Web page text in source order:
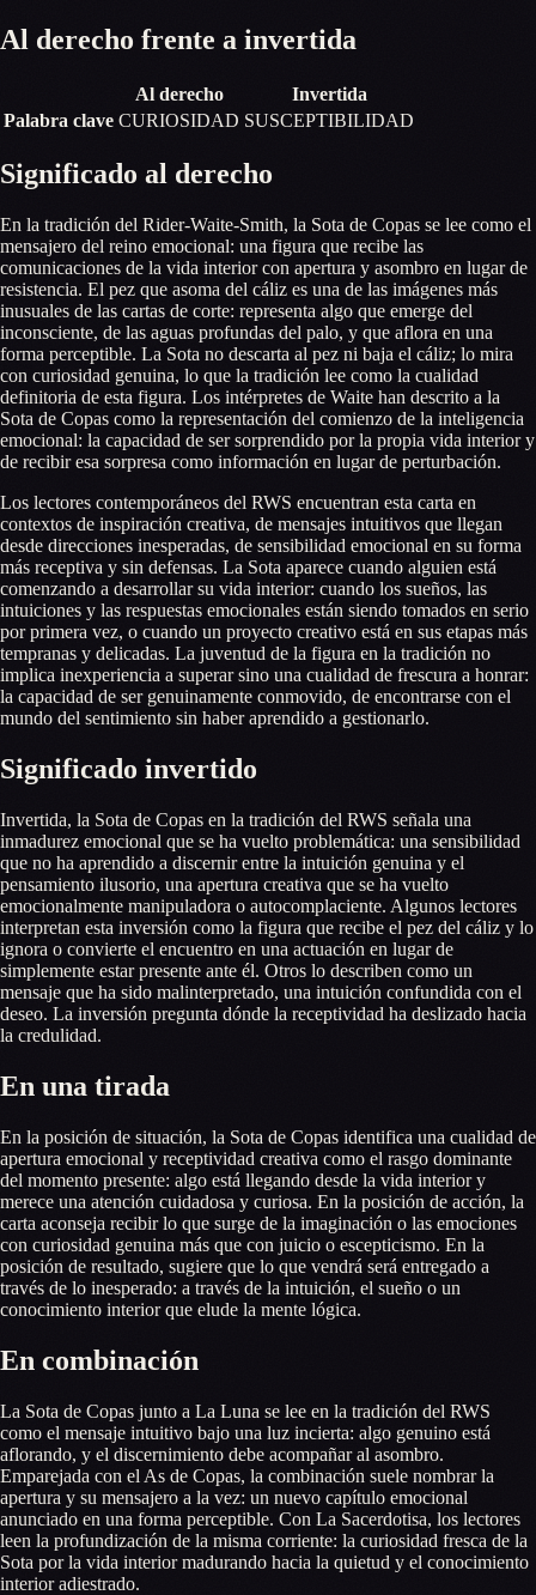
Al derecho frente a invertida
Al derecho
Invertida
Palabra clave CURIOSIDAD SUSCEPTIBILIDAD
Significado al derecho
En la tradición del Rider-Waite-Smith, la Sota de Copas se lee como el
mensajero del reino emocional: una figura que recibe las
comunicaciones de la vida interior con apertura y asombro en lugar de
resistencia. El pez que asoma del cáliz es una de las imágenes más
inusuales de las cartas de corte: representa algo que emerge del
inconsciente, de las aguas profundas del palo, y que aflora en una
forma perceptible. La Sota no descarta al pez ni baja el cáliz; lo mira
con curiosidad genuina, lo que la tradición lee como la cualidad
definitoria de esta figura. Los intérpretes de Waite han descrito a la
Sota de Copas como la representación del comienzo de la inteligencia
emocional: la capacidad de ser sorprendido por la propia vida interior y
de recibir esa sorpresa como información en lugar de perturbación.
Los lectores contemporáneos del RWS encuentran esta carta en
contextos de inspiración creativa, de mensajes intuitivos que llegan
desde direcciones inesperadas, de sensibilidad emocional en su forma
más receptiva y sin defensas. La Sota aparece cuando alguien está
comenzando a desarrollar su vida interior: cuando los sueños, las
intuiciones y las respuestas emocionales están siendo tomados en serio
por primera vez, o cuando un proyecto creativo está en sus etapas más
tempranas y delicadas. La juventud de la figura en la tradición no
implica inexperiencia a superar sino una cualidad de frescura a honrar:
la capacidad de ser genuinamente conmovido, de encontrarse con el
mundo del sentimiento sin haber aprendido a gestionarlo.
Significado invertido
Invertida, la Sota de Copas en la tradición del RWS señala una
inmadurez emocional que se ha vuelto problemática: una sensibilidad
que no ha aprendido a discernir entre la intuición genuina y el
pensamiento ilusorio, una apertura creativa que se ha vuelto
emocionalmente manipuladora o autocomplaciente. Algunos lectores
interpretan esta inversión como la figura que recibe el pez del cáliz y lo
ignora o convierte el encuentro en una actuación en lugar de
simplemente estar presente ante él. Otros lo describen como un
mensaje que ha sido malinterpretado, una intuición confundida con el
deseo. La inversión pregunta dónde la receptividad ha deslizado hacia
la credulidad.
En una tirada
En la posición de situación, la Sota de Copas identifica una cualidad de
apertura emocional y receptividad creativa como el rasgo dominante
del momento presente: algo está llegando desde la vida interior y
merece una atención cuidadosa y curiosa. En la posición de acción, la
carta aconseja recibir lo que surge de la imaginación o las emociones
con curiosidad genuina más que con juicio o escepticismo. En la
posición de resultado, sugiere que lo que vendrá será entregado a
través de lo inesperado: a través de la intuición, el sueño o un
conocimiento interior que elude la mente lógica.
En combinación
La Sota de Copas junto a La Luna se lee en la tradición del RWS
como el mensaje intuitivo bajo una luz incierta: algo genuino está
aflorando, y el discernimiento debe acompañar al asombro.
Emparejada con el As de Copas, la combinación suele nombrar la
apertura y su mensajero a la vez: un nuevo capítulo emocional
anunciado en una forma perceptible. Con La Sacerdotisa, los lectores
leen la profundización de la misma corriente: la curiosidad fresca de la
Sota por la vida interior madurando hacia la quietud y el conocimiento
interior adiestrado.